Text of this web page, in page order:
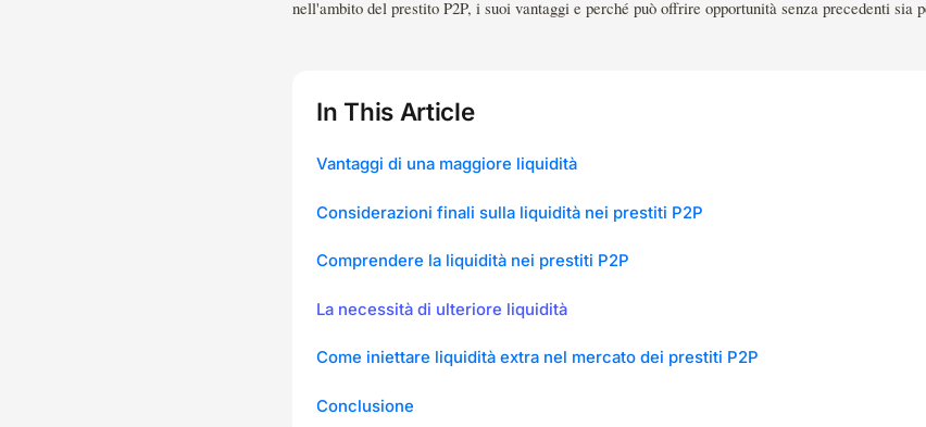
nell'ambito del prestito P2P, i suoi vantaggi e perché può offrire opportunità senza precedenti sia
In This Article
Vantaggi di una maggiore liquidità
Considerazioni finali sulla liquidità nei prestiti P2P
Comprendere la liquidità nei prestiti P2P
La necessità di ulteriore liquidità
Come iniettare liquidità extra nel mercato dei prestiti P2P
Conclusione